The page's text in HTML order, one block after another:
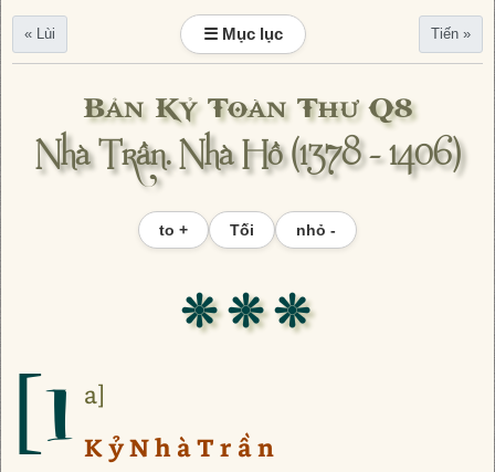
« Lùi ☰ Mục lục Tiến »
Bản Kỷ Toàn Thư Q8
Nhà Trần. Nhà Hồ (1378 - 1406)
to + Tối nhỏ -
❊ ❊ ❊
[1 a]
K ỷ N h à T r ầ n